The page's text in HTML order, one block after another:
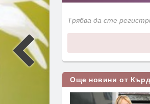
Трябва да сте
Още новини от